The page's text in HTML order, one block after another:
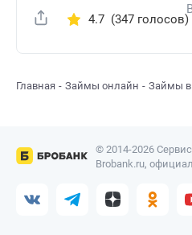
Поделиться
4.7(347 голосов)
Главная Займы онлайн Займы в
© 2014-2026
Brobank.ru,